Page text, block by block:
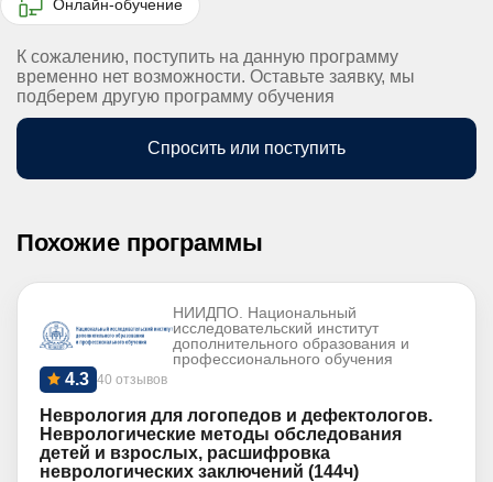
Онлайн-обучение
К сожалению, поступить на данную программу
временно нет возможности. Оставьте заявку, мы
подберем другую программу обучения
Спросить или поступить
Похожие программы
НИИДПО. Национальный
исследовательский институт
дополнительного образования и
профессионального обучения
40 отзывов
4.3
Неврология для логопедов и дефектологов.
Неврологические методы обследования
детей и взрослых, расшифровка
неврологических заключений (144ч)